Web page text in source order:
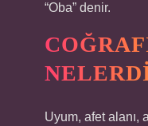
“Oba” denir.
Uyum, afet alanı,